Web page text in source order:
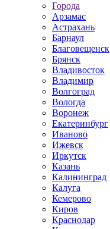
Города
Арзамас
Астрахань
Барнаул
Благовещенск
Брянск
Владивосток
Владимир
Волгоград
Вологда
Воронеж
Екатеринбург
Иваново
Ижевск
Иркутск
Казань
Калининград
Калуга
Кемерово
Киров
Краснодар